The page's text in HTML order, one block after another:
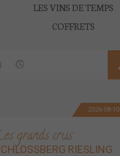
MULTIMEDIA
CONTACT
LES VINS DE TEMPS
COFFRETS
2026-08-10
grands crus
RIESLING